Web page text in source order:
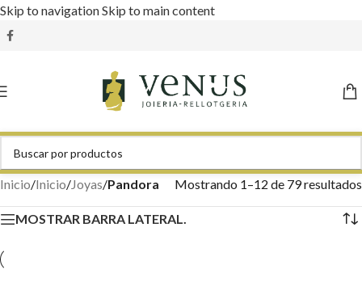
Skip to navigationSkip to main content
Inicio/Inicio/Joyas/Pandora Mostrando 1–12 de 79 resultados
MOSTRAR BARRA LATERAL.